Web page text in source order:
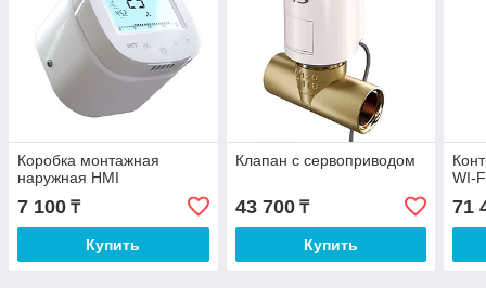
Коробка монтажная
наружная HMI
7 100 ₸
Купить
Клапан с сервоприводом
43 700₸
Купить
WI-
71